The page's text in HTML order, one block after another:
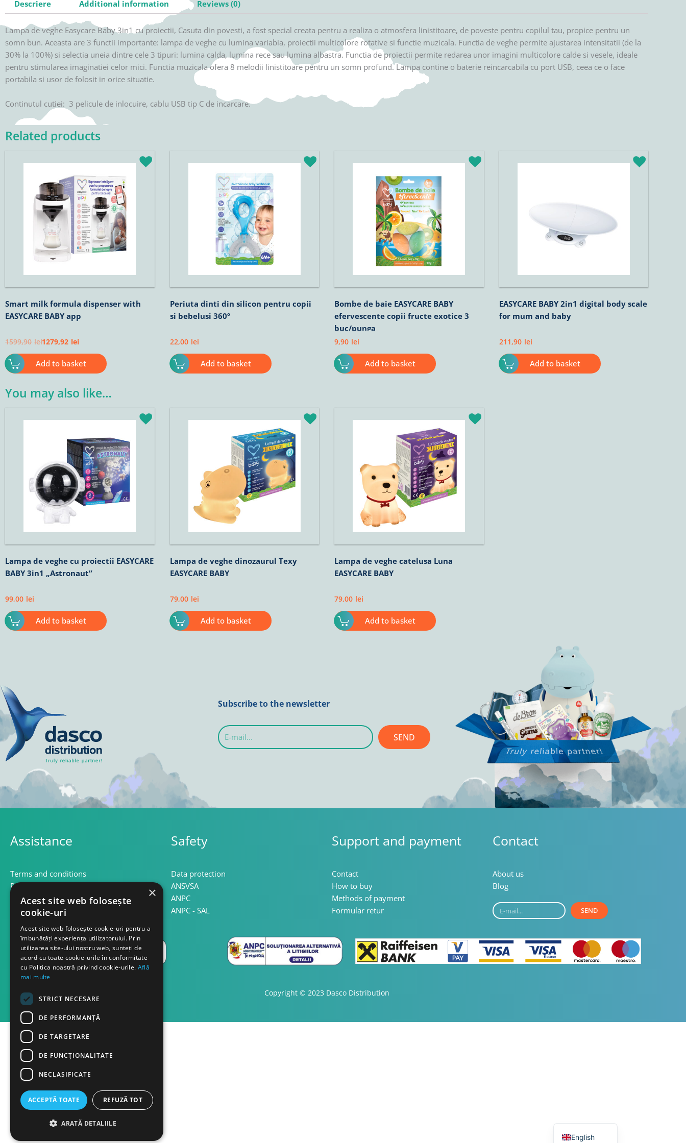
Descriere Additional information Reviews (0)
Lampa de veghe Easycare Baby 3in1 cu proiectii, Casuta din povesti, a fost special creata pentru a realiza o atmosfera linistitoare, de poveste pentru copilul tau, propice pentru un
somn bun. Aceasta are 3 functii importante: lampa de veghe cu lumina variabia, proiectii multicolore rotative si functie muzicala. Functia de veghe permite ajustarea intensitatii (de la
30% la 100%) si selectia uneia dintre cele 3 tipuri: lumina calda, lumina rece sau lumina albastra. Functia de proiectii permite redarea unor imagini multicolore calde si vesele, ideale
pentru stimularea imaginatiei celor mici. Functia muzicala ofera 8 melodii linistitoare pentru un somn profund. Lampa contine o baterie reincarcabila cu port USB, ceea ce o face
portabila si usor de folosit in orice situatie.
Continutul cutiei: 3 pelicule de inlocuire, cablu USB tip C de incarcare.
Related products
Smart milk formula dispenser with
EASYCARE BABY app
1599,90 lei
price
1599,90lei.
1279,92 lei
price
1279,92lei.
Add to basket
Periuta dinti din silicon pentru copii
si bebelusi 360º
22,00 lei
Add to basket
Bombe de baie EASYCARE BABY
efervescente copii fructe exotice 3
buc/punga
9,90 lei
Add to basket
EASYCARE BABY 2in1 digital body scale
for mum and baby
211,90 lei
Add to basket
You may also like…
Lampa de veghe cu proiectii EASYCARE
BABY 3in1 „Astronaut”
99,00 lei
Add to basket
Lampa de veghe dinozaurul Texy
EASYCARE BABY
79,00 lei
Add to basket
Lampa de veghe catelusa Luna
EASYCARE BABY
79,00 lei
Add to basket
Subscribe to the newsletter
E-
mail...
SEND
Assistance
Terms and conditions
Privacy
Cookie policy
Return policy
Safety
Data protection
ANSVSA
ANPC
ANPC - SAL
Support and payment
Contact
How to buy
Methods of payment
Formular retur
Contact
About us
Blog
E-
mail...
SEND
Copyright © 2023 Dasco Distribution
English
×
Acest site web folosește
cookie-uri
Acest site web folosește cookie-uri pentru a
îmbunătăți experiența utilizatorului. Prin
utilizarea site-ului nostru web, sunteți de
acord cu toate cookie-urile în conformitate
cu Politica noastră privind cookie-urile. Află
mai multe
STRICT NECESARE
DE PERFORMANȚĂ
DE TARGETARE
DE FUNCŢIONALITATE
NECLASIFICATE
ACCEPTĂ TOATE REFUZĂ TOT
ARATĂ DETALIILE